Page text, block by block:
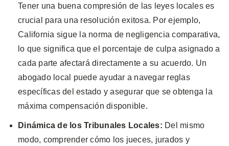
Tener una buena compresión de las leyes locales es
crucial para una resolución exitosa. Por ejemplo,
California sigue la norma de negligencia comparativa,
lo que significa que el porcentaje de culpa asignado a
cada parte afectará directamente a su acuerdo. Un
abogado local puede ayudar a navegar reglas
específicas del estado y asegurar que se obtenga la
máxima compensación disponible.
Dinámica de los Tribunales Locales: Del mismo
modo, comprender cómo los jueces, jurados y